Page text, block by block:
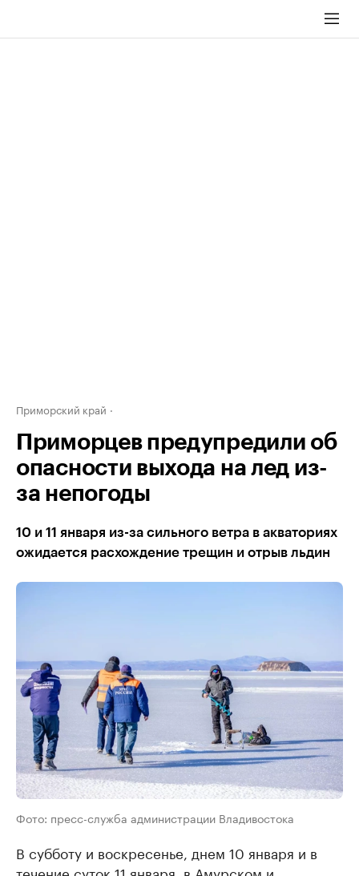
Приморский край
Приморцев предупредили об
опасности выхода на лед из-
за непогоды
10 и 11 января из-за сильного ветра в акваториях
ожидается расхождение трещин и отрыв льдин
Фото: пресс-служба администрации Владивостока
В субботу и воскресенье, днем 10 января и в